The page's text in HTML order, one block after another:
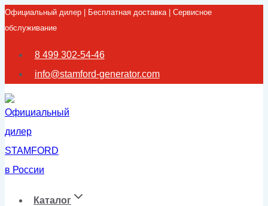
Перейти
к
содержимому
Официальный дилер | Бесплатная доставка | Сервисное
обслуживание
8 499 302-54-46
info@stamford-generator.com
Каталог